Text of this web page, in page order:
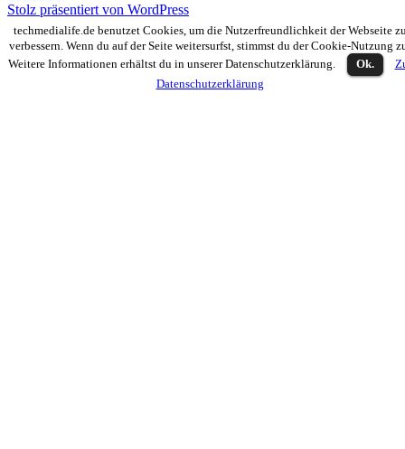
Stolz präsentiert von WordPress
techmedialife.de benutzet Cookies, um die Nutzerfreundlichkeit der Webseite
verbessern. Wenn du auf der Seite weitersurfst, stimmst du der Cookie-Nutzung
Weitere Informationen erhältst du in unserer Datenschutzerklärung.
Ok.
Datenschutzerklärung